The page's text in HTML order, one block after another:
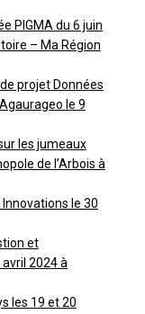
PIGMA du 6 juin
– Ma Région
projet Données
le 9
les jumeaux
de l’Arbois à
le 30
et
2024 à
les 19 et 20